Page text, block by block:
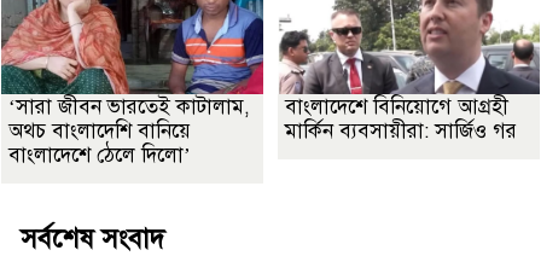
‘সারা জীবন ভারতেই কাটালাম,
অথচ বাংলাদেশি বানিয়ে
বাংলাদেশে ঠেলে দিলো’
বাংলাদেশে বিনিয়োগে আগ্রহী
মার্কিন ব্যবসায়ীরা: সার্জিও গর
সর্বশেষ সংবাদ